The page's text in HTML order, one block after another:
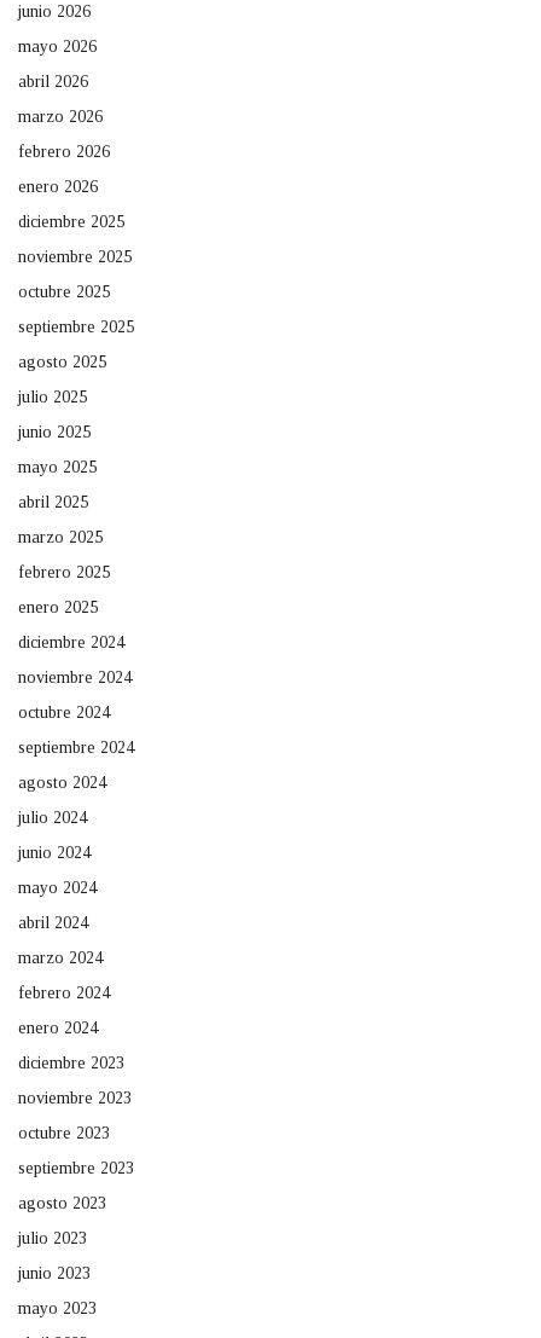
junio 2026
mayo 2026
abril 2026
marzo 2026
febrero 2026
enero 2026
diciembre 2025
noviembre 2025
octubre 2025
septiembre 2025
agosto 2025
julio 2025
junio 2025
mayo 2025
abril 2025
marzo 2025
febrero 2025
enero 2025
diciembre 2024
noviembre 2024
octubre 2024
septiembre 2024
agosto 2024
julio 2024
junio 2024
mayo 2024
abril 2024
marzo 2024
febrero 2024
enero 2024
diciembre 2023
noviembre 2023
octubre 2023
septiembre 2023
agosto 2023
julio 2023
junio 2023
mayo 2023